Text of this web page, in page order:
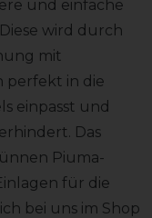
und einfache
wird durch
mit
perfekt in die
einpasst und
Das
Piuma-
für die
bei uns im Shop